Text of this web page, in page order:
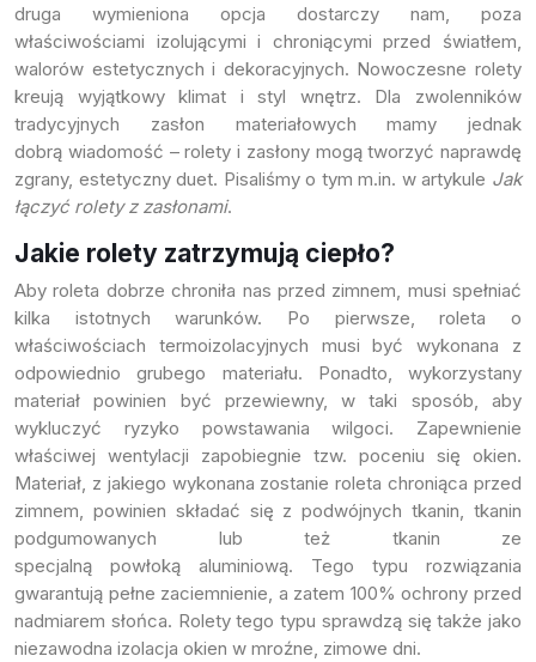
druga wymieniona opcja dostarczy nam, poza
właściwościami izolującymi i chroniącymi przed światłem,
walorów estetycznych i dekoracyjnych. Nowoczesne rolety
kreują wyjątkowy klimat i styl wnętrz. Dla zwolenników
tradycyjnych zasłon materiałowych mamy jednak
dobrą wiadomość – rolety i zasłony mogą tworzyć naprawdę
zgrany, estetyczny duet. Pisaliśmy o tym m.in. w artykule Jak
łączyć rolety z zasłonami.
Jakie rolety zatrzymują ciepło?
Aby roleta dobrze chroniła nas przed zimnem, musi spełniać
kilka istotnych warunków. Po pierwsze, roleta o
właściwościach termoizolacyjnych musi być wykonana z
odpowiednio grubego materiału. Ponadto, wykorzystany
materiał powinien być przewiewny, w taki sposób, aby
wykluczyć ryzyko powstawania wilgoci. Zapewnienie
właściwej wentylacji zapobiegnie tzw. poceniu się okien.
Materiał, z jakiego wykonana zostanie roleta chroniąca przed
zimnem, powinien składać się z podwójnych tkanin, tkanin
podgumowanych lub też tkanin ze
specjalną powłoką aluminiową. Tego typu rozwiązania
gwarantują pełne zaciemnienie, a zatem 100% ochrony przed
nadmiarem słońca. Rolety tego typu sprawdzą się także jako
niezawodna izolacja okien w mroźne, zimowe dni.